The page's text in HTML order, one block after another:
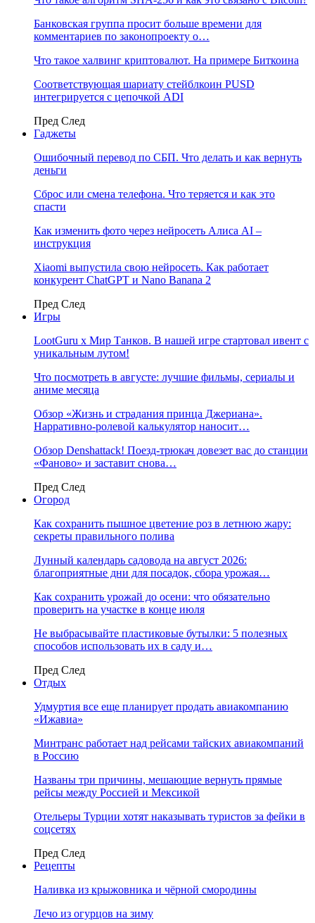
Банковская группа просит больше времени для
комментариев по законопроекту о…
Что такое халвинг криптовалют. На примере Биткоина
Соответствующая шариату стейблкоин PUSD
интегрируется с цепочкой ADI
Пред След
Гаджеты
Ошибочный перевод по СБП. Что делать и как вернуть
деньги
Сброс или смена телефона. Что теряется и как это
спасти
Как изменить фото через нейросеть Алиса AI –
инструкция
Xiaomi выпустила свою нейросеть. Как работает
конкурент ChatGPT и Nano Banana 2
Пред След
Игры
LootGuru x Мир Танков. В нашей игре стартовал ивент с
уникальным лутом!
Что посмотреть в августе: лучшие фильмы, сериалы и
аниме месяца
Обзор «Жизнь и страдания принца Джериана».
Нарративно-ролевой калькулятор наносит…
Обзор Denshattack! Поезд-трюкач довезет вас до станции
«Фаново» и заставит снова…
Пред След
Огород
Как сохранить пышное цветение роз в летнюю жару:
секреты правильного полива
Лунный календарь садовода на август 2026:
благоприятные дни для посадок, сбора урожая…
Как сохранить урожай до осени: что обязательно
проверить на участке в конце июля
Не выбрасывайте пластиковые бутылки: 5 полезных
способов использовать их в саду и…
Пред След
Отдых
Удмуртия все еще планирует продать авиакомпанию
«Ижавиа»
Минтранс работает над рейсами тайских авиакомпаний
в Россию
Названы три причины, мешающие вернуть прямые
рейсы между Россией и Мексикой
Отельеры Турции хотят наказывать туристов за фейки в
соцсетях
Пред След
Рецепты
Наливка из крыжовника и чёрной смородины
Лечо из огурцов на зиму